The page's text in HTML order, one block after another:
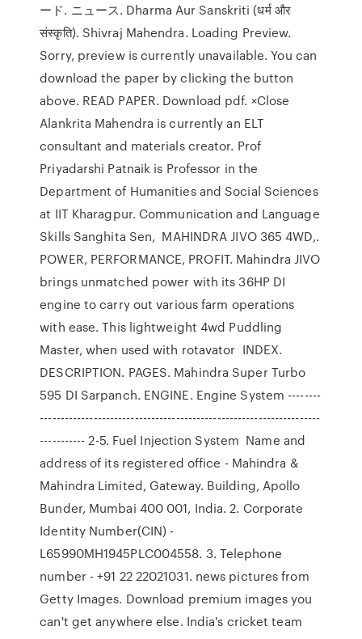
ード. ニュース. Dharma Aur Sanskriti (धर्म और
संस्कृति). Shivraj Mahendra. Loading Preview.
Sorry, preview is currently unavailable. You can
download the paper by clicking the button
above. READ PAPER. Download pdf. ×Close
Alankrita Mahendra is currently an ELT
consultant and materials creator. Prof
Priyadarshi Patnaik is Professor in the
Department of Humanities and Social Sciences
at IIT Kharagpur. Communication and Language
Skills Sanghita Sen, MAHINDRA JIVO 365 4WD,.
POWER, PERFORMANCE, PROFIT. Mahindra JIVO
brings unmatched power with its 36HP DI
engine to carry out various farm operations
with ease. This lightweight 4wd Puddling
Master, when used with rotavator INDEX.
DESCRIPTION. PAGES. Mahindra Super Turbo
595 DI Sarpanch. ENGINE. Engine System --------
--------------------------------------------------------------------
----------- 2-5. Fuel Injection System Name and
address of its registered office - Mahindra &
Mahindra Limited, Gateway. Building, Apollo
Bunder, Mumbai 400 001, India. 2. Corporate
Identity Number(CIN) -
L65990MH1945PLC004558. 3. Telephone
number - +91 22 22021031. news pictures from
Getty Images. Download premium images you
can't get anywhere else. India's cricket team